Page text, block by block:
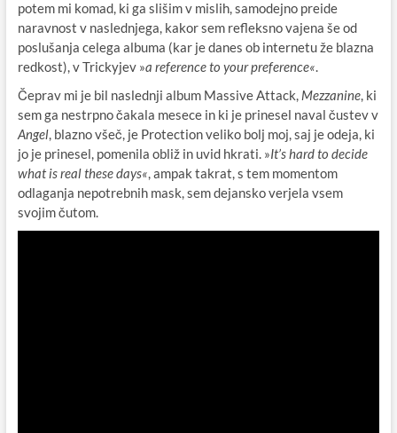
potem mi komad, ki ga slišim v mislih, samodejno preide
naravnost v naslednjega, kakor sem refleksno vajena še od
poslušanja celega albuma (kar je danes ob internetu že blazna
redkost), v Trickyjev »a reference to your preference«
Čeprav mi je bil naslednji album Massive Attack, Mezzanine, ki
sem ga nestrpno čakala mesece in ki je prinesel naval čustev v
Angel, blazno všeč, je Protection veliko bolj moj, saj je odeja, ki
jo je prinesel, pomenila obliž in uvid hkrati. »It’s hard to decide
what is real these days« , ampak takrat, s tem momentom
odlaganja nepotrebnih mask, sem dejansko verjela vsem
svojim čutom.